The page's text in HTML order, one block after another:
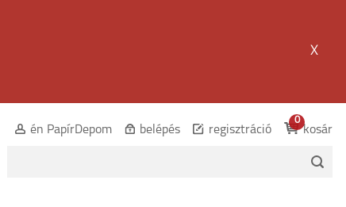
X
én PapírDepom belépés regisztráció kosár
0